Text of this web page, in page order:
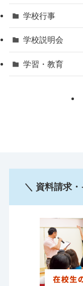
学校行事
学校説明会
学習・教育
＼ 資料請求